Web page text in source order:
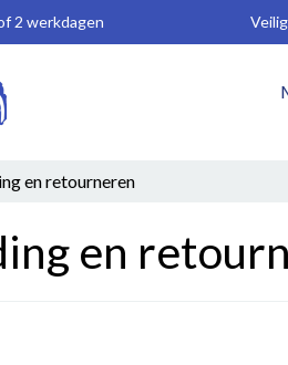
2 werkdagen
en retourneren
en